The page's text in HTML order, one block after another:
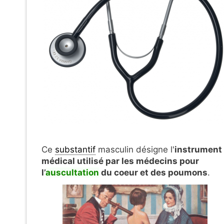
Ce substantif masculin désigne l'instrument
médical utilisé par les médecins pour
l’auscultation du coeur et des poumons.